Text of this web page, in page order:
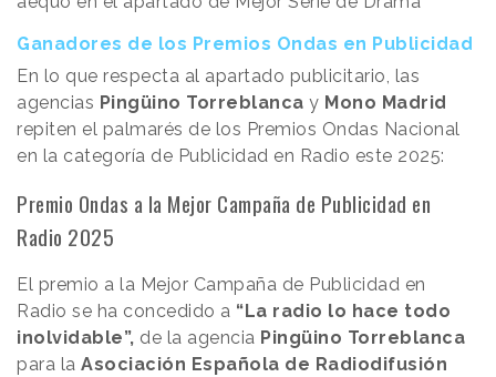
Ganadores de los Premios Ondas en Publicidad
En lo que respecta al apartado publicitario, las
agencias Pingüino Torreblanca y Mono Madrid
repiten el palmarés de los Premios Ondas Nacional
en la categoría de Publicidad en Radio este 2025:
Premio Ondas a la Mejor Campaña de Publicidad en
Radio 2025
El premio a la Mejor Campaña de Publicidad en
Radio se ha concedido a “La radio lo hace todo
inolvidable”, de la agencia Pingüino Torreblanca
para la Asociación Española de Radiodifusión